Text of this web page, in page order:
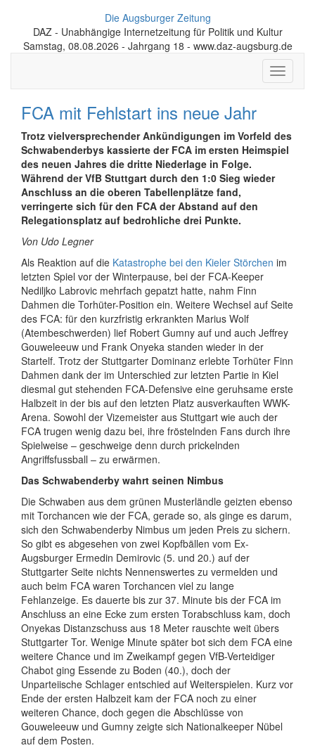
Die Augsburger Zeitung
DAZ - Unabhängige Internetzeitung für Politik und Kultur
Samstag, 08.08.2026 - Jahrgang 18 - www.daz-augsburg.de
Toggle
FCA mit Fehlstart ins neue Jahr
Trotz vielversprechender Ankündigungen im Vorfeld des
Schwabenderbys kassierte der FCA im ersten Heimspiel
des neuen Jahres die dritte Niederlage in Folge.
Während der VfB Stuttgart durch den 1:0 Sieg wieder
Anschluss an die oberen Tabellenplätze fand,
verringerte sich für den FCA der Abstand auf den
Relegationsplatz auf bedrohliche drei Punkte.
Von Udo Legner
Als Reaktion auf die Katastrophe bei den Kieler Störchen im
letzten Spiel vor der Winterpause, bei der FCA-Keeper
Nediljko Labrovic mehrfach gepatzt hatte, nahm Finn
Dahmen die Torhüter-Position ein. Weitere Wechsel auf Seite
des FCA: für den kurzfristig erkrankten Marius Wolf
(Atembeschwerden) lief Robert Gumny auf und auch Jeffrey
Gouweleeuw und Frank Onyeka standen wieder in der
Startelf. Trotz der Stuttgarter Dominanz erlebte Torhüter Finn
Dahmen dank der im Unterschied zur letzten Partie in Kiel
diesmal gut stehenden FCA-Defensive eine geruhsame erste
Halbzeit in der bis auf den letzten Platz ausverkauften WWK-
Arena. Sowohl der Vizemeister aus Stuttgart wie auch der
FCA trugen wenig dazu bei, ihre fröstelnden Fans durch ihre
Spielweise – geschweige denn durch prickelnden
Angriffsfussball – zu erwärmen.
Das Schwabenderby wahrt seinen Nimbus
Die Schwaben aus dem grünen Musterländle geizten ebenso
mit Torchancen wie der FCA, gerade so, als ginge es darum,
sich den Schwabenderby Nimbus um jeden Preis zu sichern.
So gibt es abgesehen von zwei Kopfbällen vom Ex-
Augsburger Ermedin Demirovic (5. und 20.) auf der
Stuttgarter Seite nichts Nennenswertes zu vermelden und
auch beim FCA waren Torchancen viel zu lange
Fehlanzeige. Es dauerte bis zur 37. Minute bis der FCA im
Anschluss an eine Ecke zum ersten Torabschluss kam, doch
Onyekas Distanzschuss aus 18 Meter rauschte weit übers
Stuttgarter Tor. Wenige Minute später bot sich dem FCA eine
weitere Chance und im Zweikampf gegen VfB-Verteidiger
Chabot ging Essende zu Boden (40.), doch der
Unparteiische Schlager entschied auf Weiterspielen. Kurz vor
Ende der ersten Halbzeit kam der FCA noch zu einer
weiteren Chance, doch gegen die Abschlüsse von
Gouweleeuw und Gumny zeigte sich Nationalkeeper Nübel
auf dem Posten.